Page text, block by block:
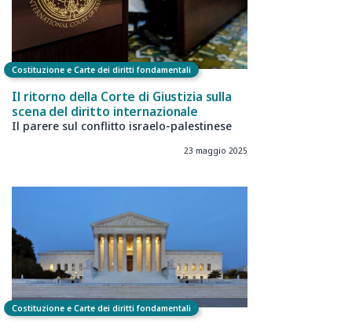
Costituzione e Carte dei diritti fondamentali
Il ritorno della Corte di Giustizia sulla
scena del diritto internazionale
Il parere sul conflitto israelo-palestinese
23 maggio 2025
Costituzione e Carte dei diritti fondamentali